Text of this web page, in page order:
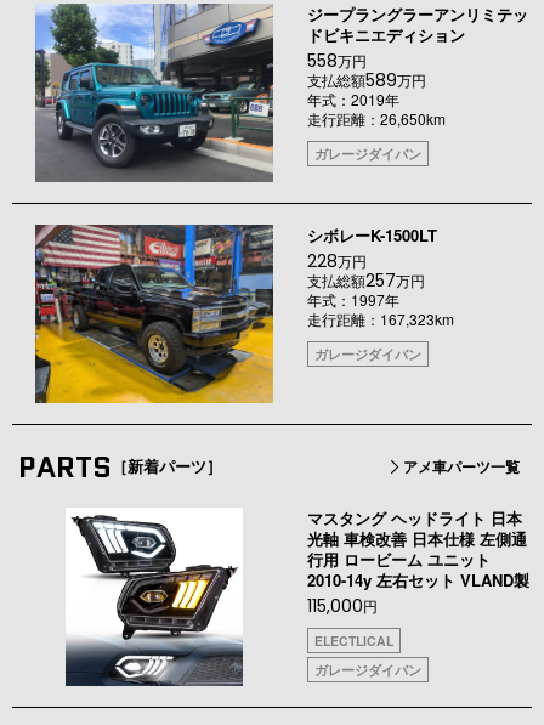
ジープラングラーアンリミテッ
ドビキニエディション
558万円
支払総額589万円
年式：2019年
走行距離：26,650km
ガレージダイバン
シボレーK-1500LT
228万円
支払総額257万円
年式：1997年
走行距離：167,323km
ガレージダイバン
PARTS ［新着パーツ］ アメ車パーツ一覧
マスタング ヘッドライト 日本
光軸 車検改善 日本仕様 左側通
行用 ロービーム ユニット
2010-14y 左右セット VLAND製
115,000円
ELECTLICAL
ガレージダイバン